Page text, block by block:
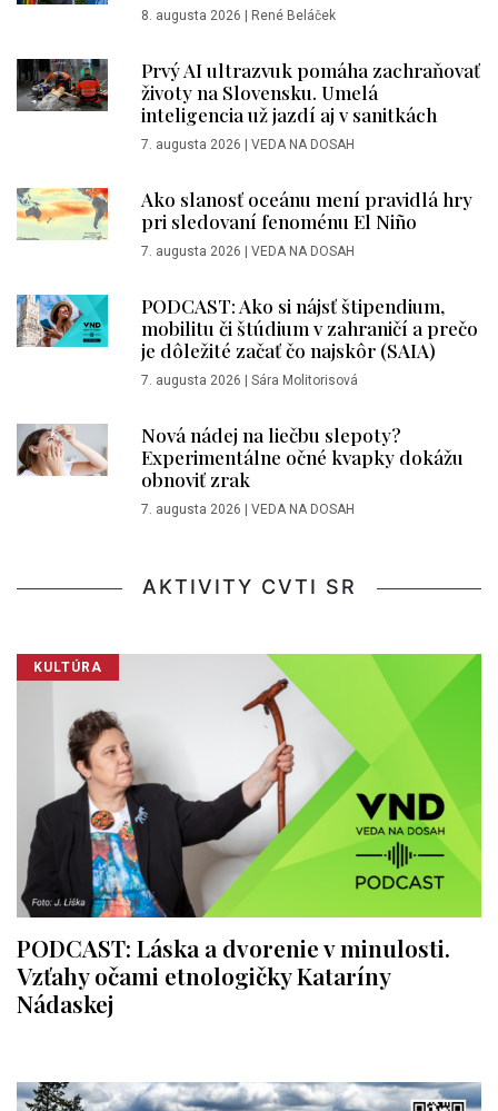
8. augusta 2026 René Beláček
Prvý AI ultrazvuk pomáha zachraňovať
životy na Slovensku. Umelá
inteligencia už jazdí aj v sanitkách
7. augusta 2026 VEDA NA DOSAH
Ako slanosť oceánu mení pravidlá hry
pri sledovaní fenoménu El Niño
7. augusta 2026 VEDA NA DOSAH
PODCAST: Ako si nájsť štipendium,
mobilitu či štúdium v zahraničí a prečo
je dôležité začať čo najskôr (SAIA)
7. augusta 2026 Sára Molitorisová
Nová nádej na liečbu slepoty?
Experimentálne očné kvapky dokážu
obnoviť zrak
7. augusta 2026 VEDA NA DOSAH
AKTIVITY CVTI SR
KULTÚRA
PODCAST: Láska a dvorenie v minulosti.
Vzťahy očami etnologičky Kataríny
Nádaskej